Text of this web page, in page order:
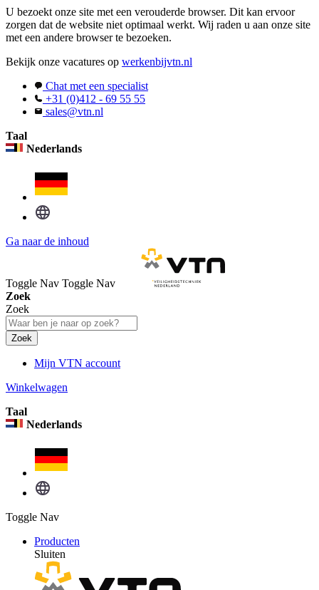
U bezoekt onze site met een verouderde browser. Dit kan ervoor
zorgen dat de website niet optimaal werkt. Wij raden u aan onze site
met een andere browser te bezoeken.
Bekijk onze vacatures op werkenbijvtn.nl
Chat met een specialist
+31 (0)412 - 69 55 55
sales@vtn.nl
Taal
Nederlands
Ga naar de inhoud
Toggle Nav Toggle Nav
Zoek
Zoek
Zoek
Mijn VTN account
Winkelwagen
Taal
Nederlands
Toggle Nav
Producten
Sluiten